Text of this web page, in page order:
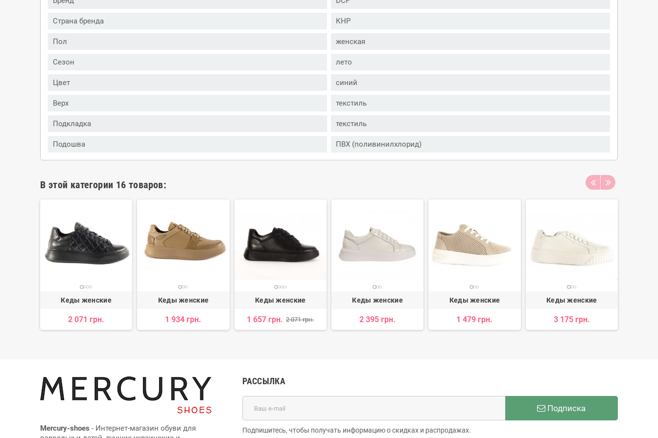
Страна бренда КНР
Пол женская
Сезон лето
Цвет синий
Верх текстиль
Подкладка текстиль
Подошва ПВХ (поливинилхлорид)
В этой категории 16 товаров:
Кеды женские
2 071 грн.
Кеды женские
1 934 грн.
Кеды женские
1 657 грн. 2 071 грн.
Кеды женские
2 395 грн.
Кеды женские
1 479 грн.
Кеды женские
3 175 грн.
Mercury-shoes - Интернет-магазин обуви для
РАССЫЛКА
Подписка
Подпишитесь, чтобы получать информацию о скидках и распродажах.